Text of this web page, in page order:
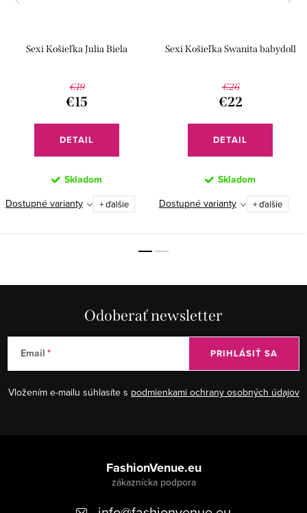
Sexi Košieľka Julia Biela
€19
€15
DETAIL
Skladom
Dostupné varianty + ďalšie
Sexi Košieľka Swanita babydoll
€26
€22
DETAIL
Skladom
Dostupné varianty + ďalšie
Odoberať newsletter
Email
Vložením e-mailu súhlasíte s podmienkami ochrany osobných údajov
PRIHLÁSIŤ SA
FashionVenue.eu